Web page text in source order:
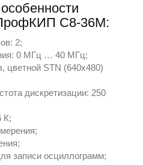
С8-36М:
2;
0 МГц … 40 МГц;
цветной STN (640х480)
дискретизации: 250
К;
записи осциллограмм;